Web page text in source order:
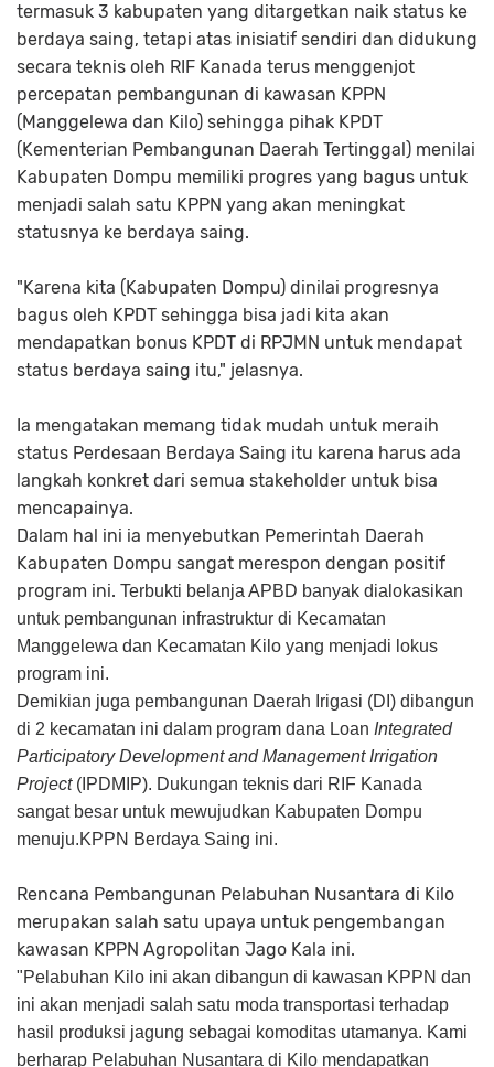
termasuk 3 kabupaten yang ditargetkan naik status ke
berdaya saing, tetapi atas inisiatif sendiri dan didukung
secara teknis oleh RIF Kanada terus menggenjot
percepatan pembangunan di kawasan KPPN
(Manggelewa dan Kilo) sehingga pihak KPDT
(Kementerian Pembangunan Daerah Tertinggal) menilai
Kabupaten Dompu memiliki progres yang bagus untuk
menjadi salah satu KPPN yang akan meningkat
statusnya ke berdaya saing.
"Karena kita (Kabupaten Dompu) dinilai progresnya
bagus oleh KPDT sehingga bisa jadi kita akan
mendapatkan bonus KPDT di RPJMN untuk mendapat
status berdaya saing itu," jelasnya.
Ia mengatakan memang tidak mudah untuk meraih
status Perdesaan Berdaya Saing itu karena harus ada
langkah konkret dari semua stakeholder untuk bisa
mencapainya.
Dalam hal ini ia menyebutkan Pemerintah Daerah
Kabupaten Dompu sangat merespon dengan positif
program ini. Terbukti belanja APBD banyak dialokasikan
untuk pembangunan infrastruktur di Kecamatan
Manggelewa dan Kecamatan Kilo yang menjadi lokus
program ini.
Demikian juga pembangunan Daerah Irigasi (DI) dibangun
di 2 kecamatan ini dalam program dana Loan Integrated
Participatory Development and Management Irrigation
Project(IPDMIP). Dukungan teknis dari RIF Kanada
sangat besar untuk mewujudkan Kabupaten Dompu
menuju.KPPN Berdaya Saing ini.
Rencana Pembangunan Pelabuhan Nusantara di Kilo
merupakan salah satu upaya untuk pengembangan
kawasan KPPN Agropolitan Jago Kala ini.
"Pelabuhan Kilo ini akan dibangun di kawasan KPPN dan
ini akan menjadi salah satu moda transportasi terhadap
hasil produksi jagung sebagai komoditas utamanya. Kami
berharap Pelabuhan Nusantara di Kilo mendapatkan